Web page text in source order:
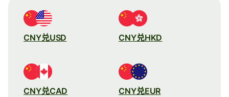
CNY兑USD CNY兑HKD
CNY兑CAD CNY兑EUR